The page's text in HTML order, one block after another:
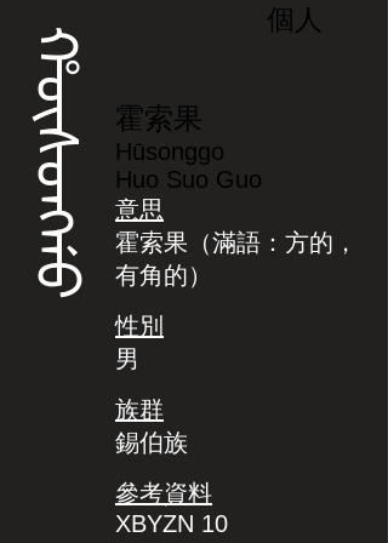
ᡥᡡᠰᠣᠩᡤᠣ
個人
霍索果
Hūsonggo
Huo Suo Guo
意思
霍索果（滿語：方的，
有角的）
性別
男
族群
錫伯族
參考資料
XBYZN 10